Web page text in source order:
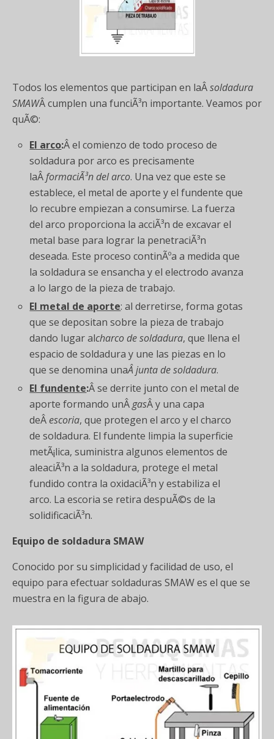
Todos los elementos que participan en laÂsoldadura
SMAWÂ cumplen una funciÃ³n importante. Veamos por
quÃ©:
El arco:Â el comienzo de todo proceso de
soldadura por arco es precisamente
laÂformaciÃ³n del arco. Una vez que este se
establece, el metal de aporte y el fundente que
lo recubre empiezan a consumirse. La fuerza
del arco proporciona la acciÃ³n de excavar el
metal base para lograr la penetraciÃ³n
deseada. Este proceso continÃºa a medida que
la soldadura se ensancha y el electrodo avanza
a lo largo de la pieza de trabajo.
El metal de aporte: al derretirse, forma gotas
que se depositan sobre la pieza de trabajo
dando lugar alcharco de soldadura, que llena el
espacio de soldadura y une las piezas en lo
que se denomina unaÂ junta de soldadura.
El fundente:Â se derrite junto con el metal de
aporte formando unÂgasÂ y una capa
deÂescoria, que protegen el arco y el charco
de soldadura. El fundente limpia la superficie
metÃ¡lica, suministra algunos elementos de
aleaciÃ³n a la soldadura, protege el metal
fundido contra la oxidaciÃ³n y estabiliza el
arco. La escoria se retira despuÃ©s de la
solidificaciÃ³n.
Equipo de soldadura SMAW
Conocido por su simplicidad y facilidad de uso, el
equipo para efectuar soldaduras SMAW es el que se
muestra en la figura de abajo.